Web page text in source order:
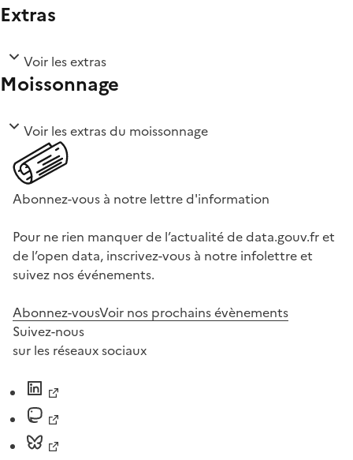
Extras
Voir les extras
Moissonnage
Voir les extras du moissonnage
Abonnez-vous à notre lettre d'information
Pour ne rien manquer de l’actualité de data.gouv.fr et
de l’open data, inscrivez-vous à notre infolettre et
suivez nos événements.
Abonnez-vousVoir nos prochains évènements
Suivez-nous
sur les réseaux sociaux